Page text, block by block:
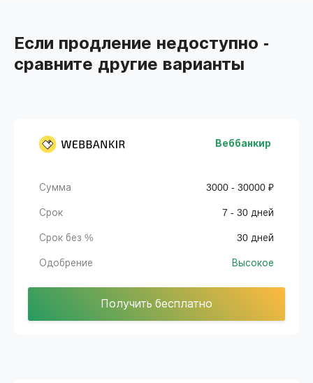
Если продление недоступно -
сравните другие варианты
Веббанкир
Сумма 3000 - 30000 ₽
Срок 7 - 30 дней
Срок без % 30 дней
Одобрение Высокое
Получить бесплатно